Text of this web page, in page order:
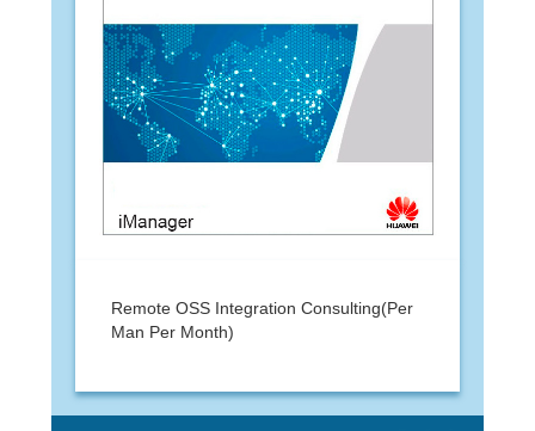
Remote OSS Integration Consulting(Per
Man Per Month)